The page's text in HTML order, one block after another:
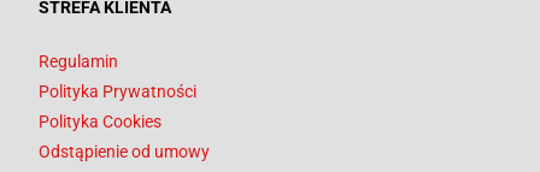
STREFA KLIENTA
Regulamin
Polityka Prywatności
Polityka Cookies
Odstąpienie od umowy